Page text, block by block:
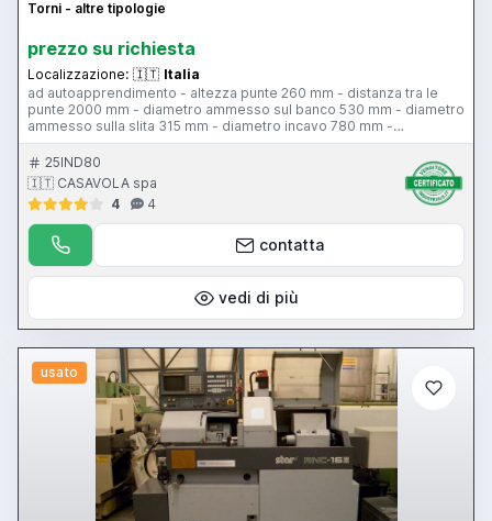
Torni - altre tipologie
prezzo su richiesta
Localizzazione: 🇮🇹 Italia
ad autoapprendimento - altezza punte 260 mm - distanza tra le
punte 2000 mm - diametro ammesso sul banco 530 mm - diametro
ammesso sulla slita 315 mm - diametro incavo 780 mm -
passaggio barra 78 mm - velocità mandrino 3 gamme 0-1700 giri
al minuto - 10.0 Hp - torretta automatica 8 posizioni Baruffaldi BSV-
N120-8-25 – unità di governo Fagor 800 T
25IND80
🇮🇹 CASAVOLA spa
4
4
contatta
vedi di più
usato